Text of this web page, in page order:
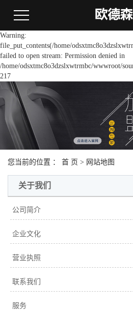
Warning:
file_put_contents(/home/
failed to open stream: Permission denied in
/home/odsxtmc8o3dzslxwtrmbc/wwwroot/
217
您当前的位置 ： 首 页 > 网站地图
关于我们
公司简介
企业文化
营业执照
联系我们
服务